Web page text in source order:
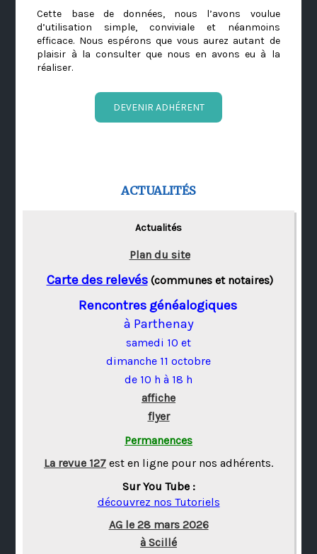
Cette base de données, nous l’avons voulue
d’utilisation simple, conviviale et néanmoins
efficace. Nous espérons que vous aurez autant de
plaisir à la consulter que nous en avons eu à la
réaliser.
DEVENIR ADHÉRENT
ACTUALITÉS
Actualités
Plan du site
Carte des relevés(communes et notaires)
Rencontres généalogiques
à Parthenay
samedi 10 et
dimanche 11 octobre
de 10 h à 18 h
affiche
flyer
Permanences
La revue 127 est en ligne pour nos adhérents.
Sur You Tube :
découvrez nos Tutoriels
AG le 28 mars 2026
à Scillé